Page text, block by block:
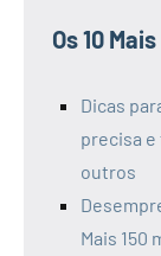
Os 10
Dicas
precisa
outros
Mais 150